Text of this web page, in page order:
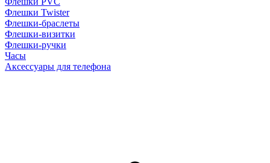
Флешки Twister
Флешки-браслеты
Флешки-визитки
Флешки-ручки
Часы
Аксессуары для телефона